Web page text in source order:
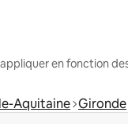
en fonction
Aquitaine Gironde